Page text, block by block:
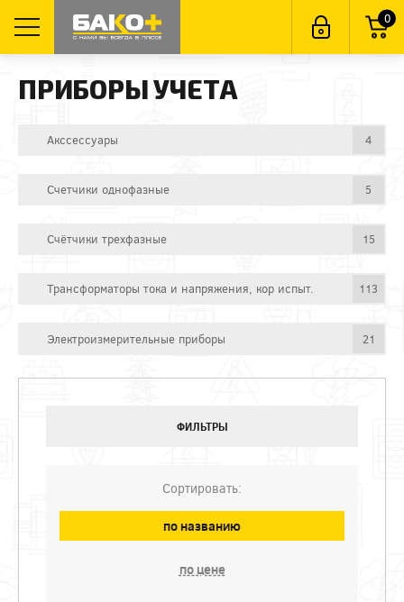
0
ПРИБОРЫ УЧЕТА
Акссессуары 4
Счетчики однофазные 5
Счётчики трехфазные 15
Трансформаторы тока и напряжения, кор испыт. 113
Электроизмерительные приборы 21
ФИЛЬТРЫ
Сортировать:
по названию
по цене